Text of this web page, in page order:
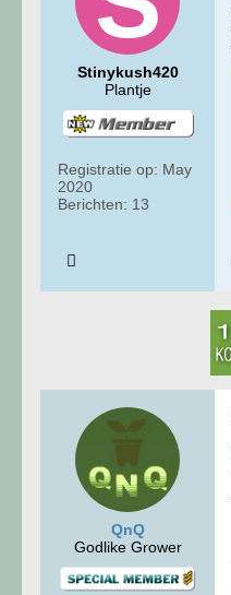
Stinykush420
Plantje
Registratie op: May
2020
Berichten: 13
QnQ
Godlike Grower